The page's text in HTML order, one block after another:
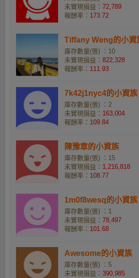
未實現損益： 72,789
報酬率： 173.72
Tiffany Weng的小資
庫存數量(張) ：10
未實現損益： 822,328
報酬率： 111.93
7k42j1nyc4的小資族
庫存數量(張) ：2
未實現損益： 163,004
報酬率： 109.84
陳豫章的小資族
庫存數量(張) ：15
未實現損益： 1,216,818
報酬率： 108.77
1m0f8wesq的小資族
庫存數量(張) ：1
未實現損益： 78,497
報酬率： 101.68
Awesome的小資族
庫存數量(張) ：5
未實現損益： 390,985